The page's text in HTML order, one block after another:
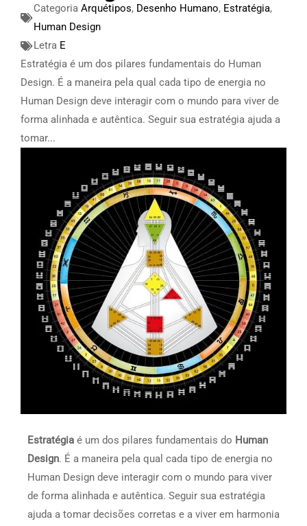
Categoria Arquétipos, Desenho Humano, Estratégia,
Human Design
Letra E
Estratégia é um dos pilares fundamentais do Human
Design. É a maneira pela qual cada tipo de energia no
Human Design deve interagir com o mundo para viver de
forma alinhada e autêntica. Seguir sua estratégia ajuda a
tomar...
Estratégia é um dos pilares fundamentais do Human
Design. É a maneira pela qual cada tipo de energia no
Human Design deve interagir com o mundo para viver
de forma alinhada e autêntica. Seguir sua estratégia
ajuda a tomar decisões corretas e a viver em harmonia